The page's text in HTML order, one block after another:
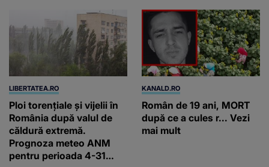
printr-un gest
spectaculos, ci prin
faptul că revin”
LIBERTATEA.RO
Ploi torențiale și vijelii în
România după valul de
căldură extremă.
Prognoza meteo ANM
pentru perioada 4-31
KANALD.RO
Român de 19 ani, MORT
după ce a cules r... Vezi
mai mult